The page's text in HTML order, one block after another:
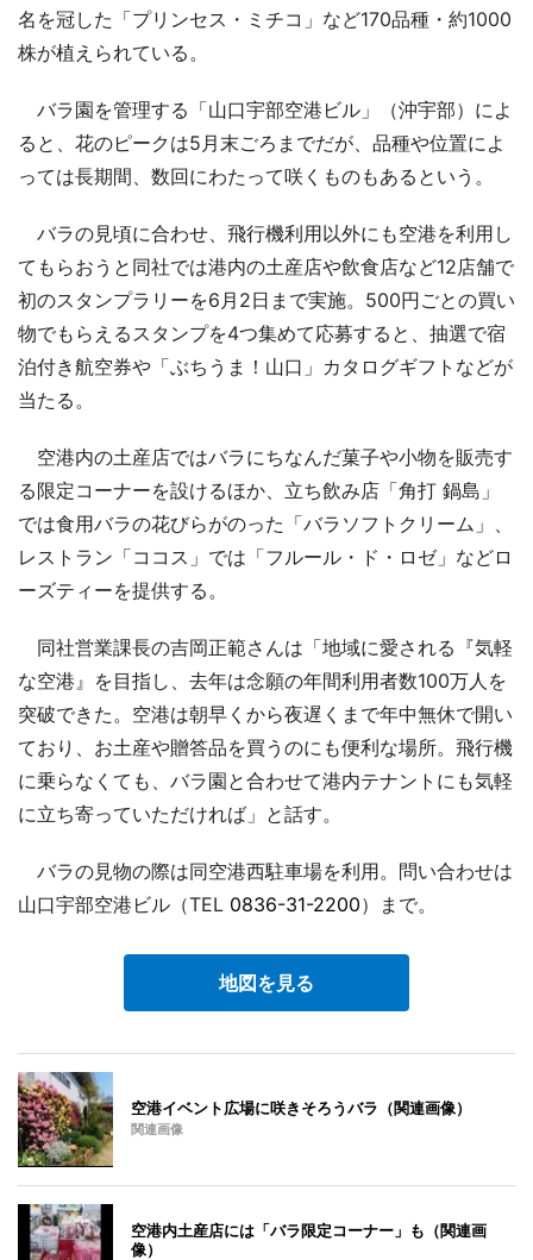
名を冠した「プリンセス・ミチコ」など170品種・約1000
株が植えられている。
バラ園を管理する「山口宇部空港ビル」（沖宇部）によ
ると、花のピークは5月末ごろまでだが、品種や位置によ
っては長期間、数回にわたって咲くものもあるという。
バラの見頃に合わせ、飛行機利用以外にも空港を利用し
てもらおうと同社では港内の土産店や飲食店など12店舗で
初のスタンプラリーを6月2日まで実施。500円ごとの買い
物でもらえるスタンプを4つ集めて応募すると、抽選で宿
泊付き航空券や「ぶちうま！山口」カタログギフトなどが
当たる。
空港内の土産店ではバラにちなんだ菓子や小物を販売す
る限定コーナーを設けるほか、立ち飲み店「角打 鍋島」
では食用バラの花びらがのった「バラソフトクリーム」、
レストラン「ココス」では「フルール・ド・ロゼ」などロ
ーズティーを提供する。
同社営業課長の吉岡正範さんは「地域に愛される『気軽
な空港』を目指し、去年は念願の年間利用者数100万人を
突破できた。空港は朝早くから夜遅くまで年中無休で開い
ており、お土産や贈答品を買うのにも便利な場所。飛行機
に乗らなくても、バラ園と合わせて港内テナントにも気軽
に立ち寄っていただければ」と話す。
バラの見物の際は同空港西駐車場を利用。問い合わせは
山口宇部空港ビル（TEL 0836-31-2200）まで。
地図を見る
空港イベント広場に咲きそろうバラ（関連画像）
関連画像
空港内土産店には「バラ限定コーナー」も（関連画
像）